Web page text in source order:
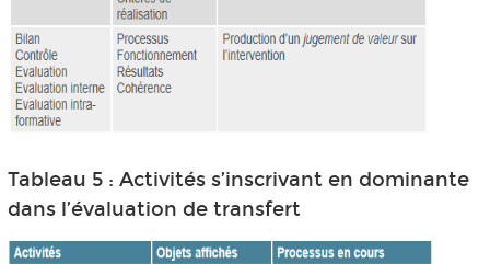
Tableau 5 : Activités s’inscrivant en dominante
dans l’évaluation de transfert